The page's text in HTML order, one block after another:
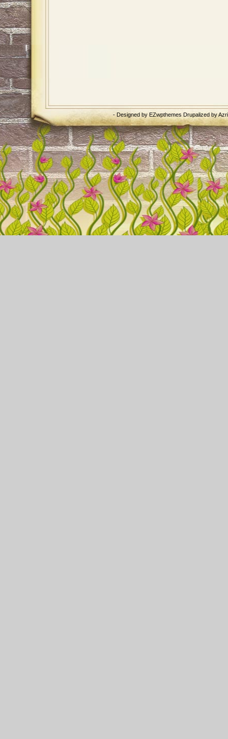
- Designed byEZwpthemesDrupalized by